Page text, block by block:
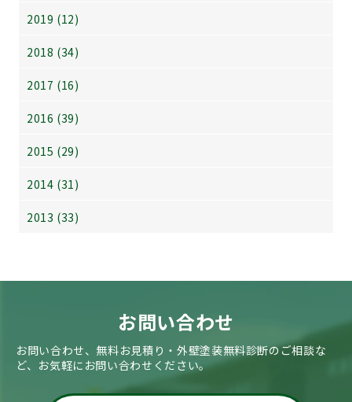
2019 (12)
2018 (34)
2017 (16)
2016 (39)
2015 (29)
2014 (31)
2013 (33)
お問い合わせ
お問い合わせ、無料お見積り・外壁塗装無料診断のご相談な
ど、お気軽にお問い合わせください。